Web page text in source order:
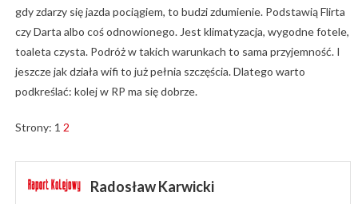
gdy zdarzy się jazda pociągiem, to budzi zdumienie. Podstawią Flirta
czy Darta albo coś odnowionego. Jest klimatyzacja, wygodne fotele,
toaleta czysta. Podróż w takich warunkach to sama przyjemność. I
jeszcze jak działa wifi to już pełnia szczęścia. Dlatego warto
podkreślać: kolej w RP ma się dobrze.
Strony: 1 2
Radosław Karwicki